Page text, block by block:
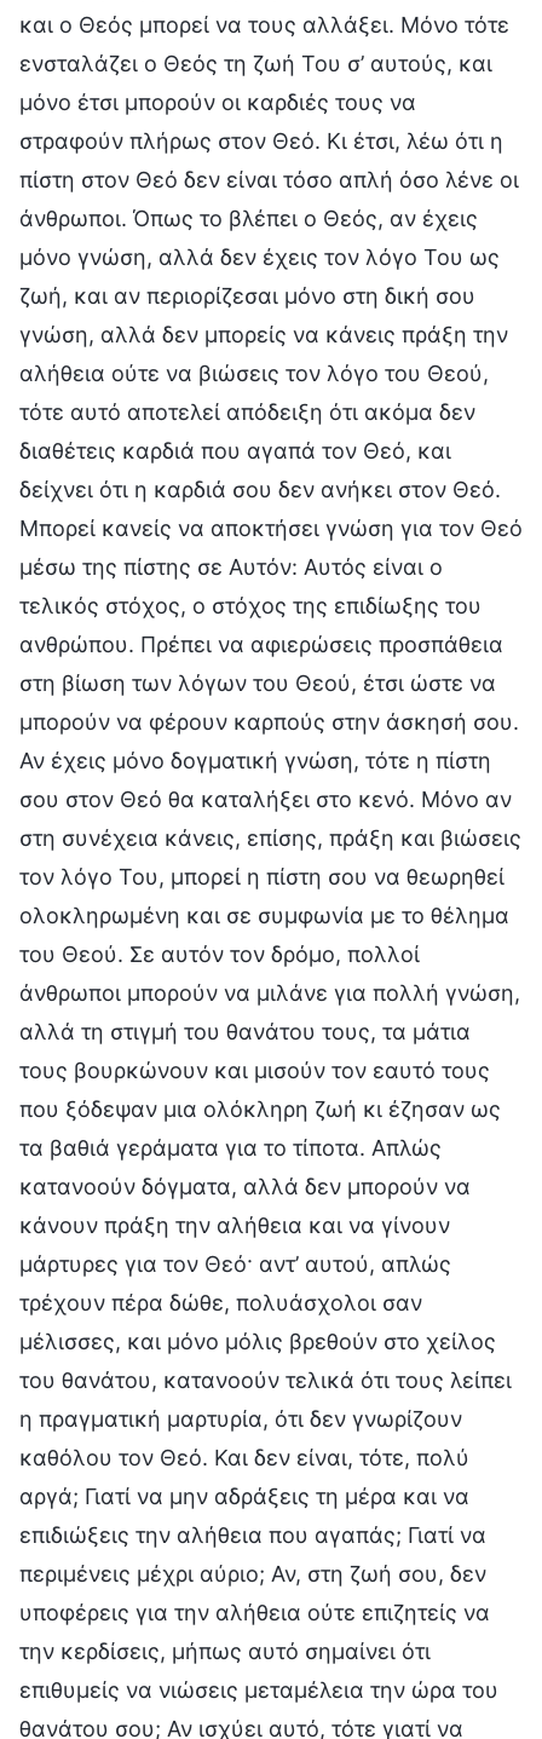
και ο Θεός μπορεί να τους αλλάξει. Μόνο τότε
ενσταλάζει ο Θεός τη ζωή Του σ’ αυτούς, και
μόνο έτσι μπορούν οι καρδιές τους να
στραφούν πλήρως στον Θεό. Κι έτσι, λέω ότι η
πίστη στον Θεό δεν είναι τόσο απλή όσο λένε οι
άνθρωποι. Όπως το βλέπει ο Θεός, αν έχεις
μόνο γνώση, αλλά δεν έχεις τον λόγο Του ως
ζωή, και αν περιορίζεσαι μόνο στη δική σου
γνώση, αλλά δεν μπορείς να κάνεις πράξη την
αλήθεια ούτε να βιώσεις τον λόγο του Θεού,
τότε αυτό αποτελεί απόδειξη ότι ακόμα δεν
διαθέτεις καρδιά που αγαπά τον Θεό, και
δείχνει ότι η καρδιά σου δεν ανήκει στον Θεό.
Μπορεί κανείς να αποκτήσει γνώση για τον Θεό
μέσω της πίστης σε Αυτόν: Αυτός είναι ο
τελικός στόχος, ο στόχος της επιδίωξης του
ανθρώπου. Πρέπει να αφιερώσεις προσπάθεια
στη βίωση των λόγων του Θεού, έτσι ώστε να
μπορούν να φέρουν καρπούς στην άσκησή σου.
Αν έχεις μόνο δογματική γνώση, τότε η πίστη
σου στον Θεό θα καταλήξει στο κενό. Μόνο αν
στη συνέχεια κάνεις, επίσης, πράξη και βιώσεις
τον λόγο Του, μπορεί η πίστη σου να θεωρηθεί
ολοκληρωμένη και σε συμφωνία με το θέλημα
του Θεού. Σε αυτόν τον δρόμο, πολλοί
άνθρωποι μπορούν να μιλάνε για πολλή γνώση,
αλλά τη στιγμή του θανάτου τους, τα μάτια
τους βουρκώνουν και μισούν τον εαυτό τους
που ξόδεψαν μια ολόκληρη ζωή κι έζησαν ως
τα βαθιά γεράματα για το τίποτα. Απλώς
κατανοούν δόγματα, αλλά δεν μπορούν να
κάνουν πράξη την αλήθεια και να γίνουν
μάρτυρες για τον Θεό· αντ’ αυτού, απλώς
τρέχουν πέρα δώθε, πολυάσχολοι σαν
μέλισσες, και μόνο μόλις βρεθούν στο χείλος
του θανάτου, κατανοούν τελικά ότι τους λείπει
η πραγματική μαρτυρία, ότι δεν γνωρίζουν
καθόλου τον Θεό. Και δεν είναι, τότε, πολύ
αργά; Γιατί να μην αδράξεις τη μέρα και να
επιδιώξεις την αλήθεια που αγαπάς; Γιατί να
περιμένεις μέχρι αύριο; Αν, στη ζωή σου, δεν
υποφέρεις για την αλήθεια ούτε επιζητείς να
την κερδίσεις, μήπως αυτό σημαίνει ότι
επιθυμείς να νιώσεις μεταμέλεια την ώρα του
θανάτου σου; Αν ισχύει αυτό, τότε γιατί να